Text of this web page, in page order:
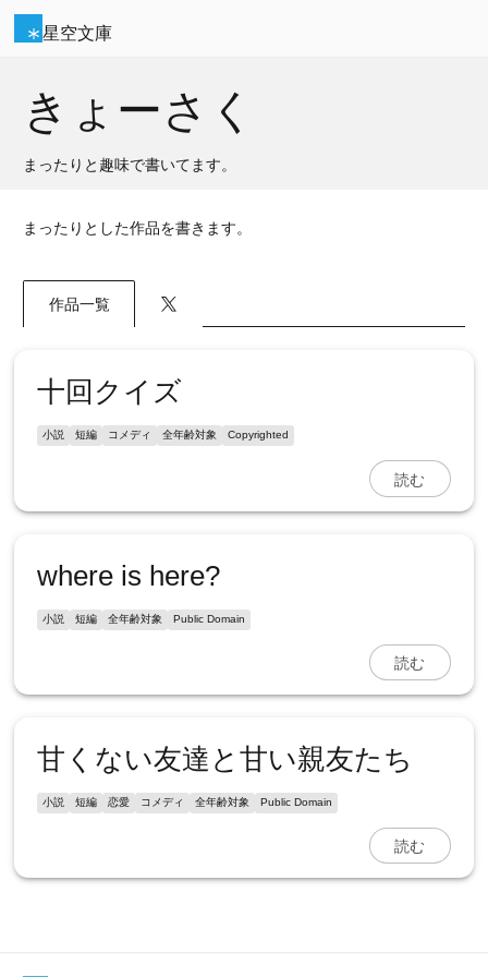
星空文庫
きょーさく
まったりと趣味で書いてます。
まったりとした作品を書きます。
作品一覧
十回クイズ
小説 短編 コメディ 全年齢対象 Copyrighted
読む
where is here?
小説 短編 全年齢対象 Public Domain
読む
甘くない友達と甘い親友たち
小説 短編 恋愛 コメディ 全年齢対象 Public Domain
読む